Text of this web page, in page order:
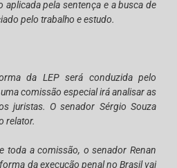
pela sentença e a busca de
pelo trabalho e estudo.
da LEP será conduzida pelo
comissão especial irá analisar as
juristas. O senador Sérgio Souza
relator.
toda a comissão, o senador Renan
da execução penal no Brasil vai